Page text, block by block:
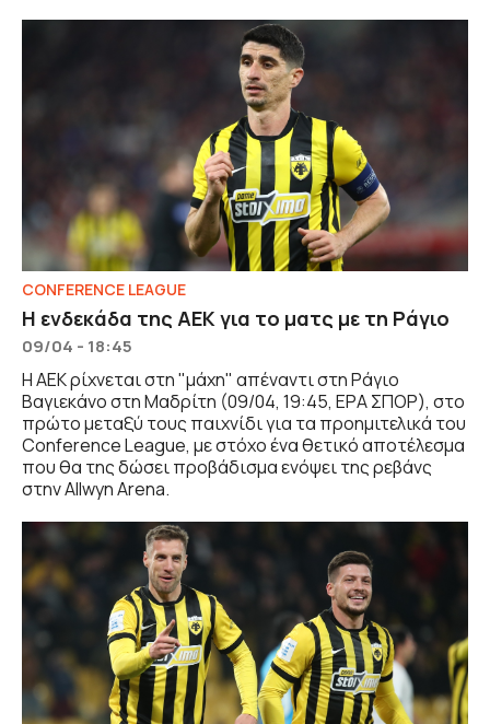
CONFERENCE LEAGUE
Η ενδεκάδα της ΑΕΚ για το ματς με τη Ράγιο
09/04 - 18:45
Η ΑΕΚ ρίχνεται στη "μάχη" απέναντι στη Ράγιο
Βαγιεκάνο στη Μαδρίτη (09/04, 19:45, ΕΡΑ ΣΠΟΡ), στο
πρώτο μεταξύ τους παιχνίδι για τα προημιτελικά του
Conference League, με στόχο ένα θετικό αποτέλεσμα
που θα της δώσει προβάδισμα ενόψει της ρεβάνς
στην Allwyn Arena.